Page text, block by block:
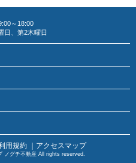
～18:00
日、第2木曜日
用規約 ｜アクセスマップ
ノグチ不動産 All rights reserved.